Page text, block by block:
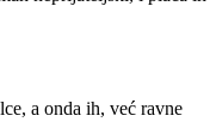
a onda ih, već ravne